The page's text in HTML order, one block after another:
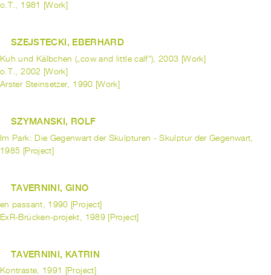
o.T., 1981 [Work]
SZEJSTECKI, EBERHARD
Kuh und Kälbchen („cow and little calf“), 2003 [Work]
o.T., 2002 [Work]
Arster Steinsetzer, 1990 [Work]
SZYMANSKI, ROLF
Im Park: Die Gegenwart der Skulpturen - Skulptur der Gegenwart,
1985 [Project]
TAVERNINI, GINO
en passant, 1990 [Project]
ExR-Brücken-projekt, 1989 [Project]
TAVERNINI, KATRIN
Kontraste, 1991 [Project]